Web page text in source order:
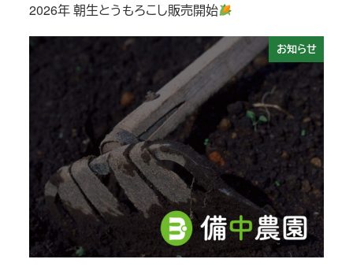
2026年 朝生とうもろこし販売開始
お知らせ